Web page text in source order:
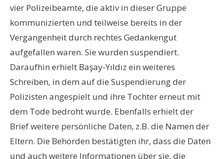
vier Polizeibeamte, die aktiv in dieser Gruppe
kommunizierten und teilweise bereits in der
Vergangenheit durch rechtes Gedankengut
aufgefallen waren. Sie wurden suspendiert.
Daraufhin erhielt Başay-Yıldız ein weiteres
Schreiben, in dem auf die Suspendierung der
Polizisten angespielt und ihre Tochter erneut mit
dem Tode bedroht wurde. Ebenfalls erhielt der
Brief weitere persönliche Daten, z.B. die Namen der
Eltern. Die Behörden bestätigten ihr, dass die Daten
und auch weitere Informationen über sie, die